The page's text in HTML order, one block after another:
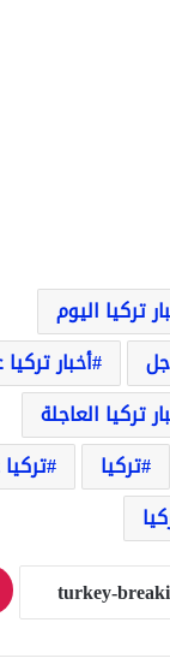
تركيا اليوم
أخبار
تركيا العاجلة
تركيا